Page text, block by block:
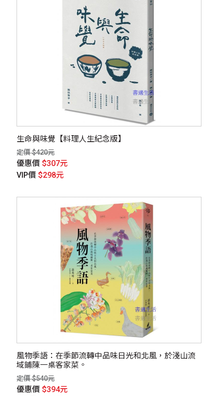
生命與味覺【料理人生紀念版】
定價 $420元
優惠價 $307元
VIP價 $298元
風物季語：在季節流轉中品味日光和北風，於淺山流
域鋪陳一桌客家菜。
定價 $540元
優惠價 $394元